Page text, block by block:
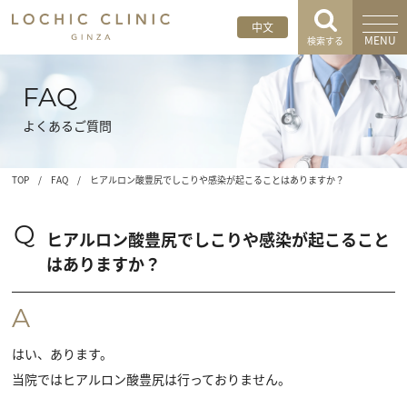
中文
検索する MENU
FAQ
よくあるご質問
TOP / FAQ / ヒアルロン酸豊尻でしこりや感染が起こることはありますか？
Q
ヒアルロン酸豊尻でしこりや感染が起こること
はありますか？
A
はい、あります。
当院ではヒアルロン酸豊尻は行っておりません。